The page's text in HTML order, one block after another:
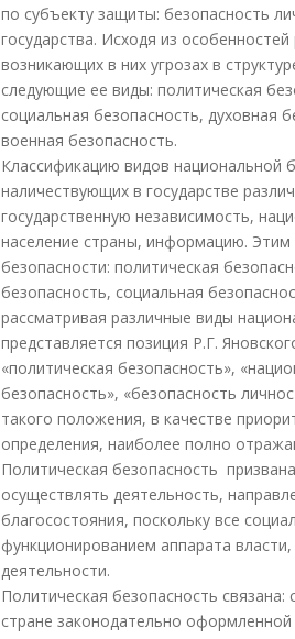
по субъекту защиты: безопасность
государства. Исходя из
возникающих в них угрозах в
следующие ее виды: политическая
социальная безопасность, духовная
военная безопасность.
Классификацию видов национальной
наличествующих в государстве
государственную независимость,
население страны, информацию.
безопасности: политическая
безопасность, социальная
рассматривая различные виды
представляется позиция Р.Г.
«политическая безопасность»,
безопасность», «безопасность
такого положения, в качестве
определения, наиболее полно
Политическая безопасность
осуществлять деятельность,
благосостояния, поскольку все
функционированием аппарата
деятельности.
Политическая безопасность
стране законодательно